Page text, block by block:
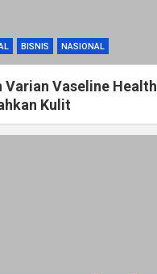
BISNIS NASIONAL
Varian Vaseline
Kulit